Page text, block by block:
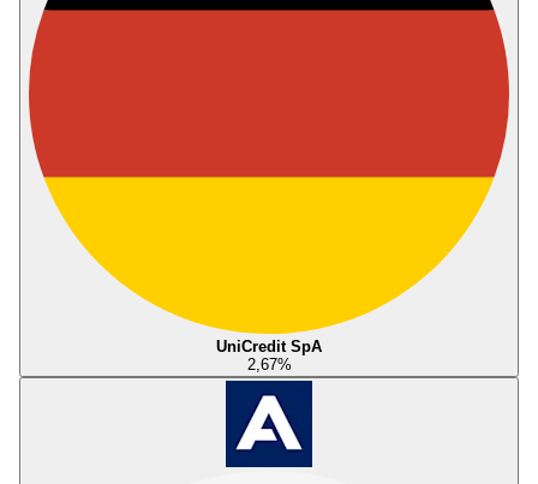
UniCredit SpA
2,67%